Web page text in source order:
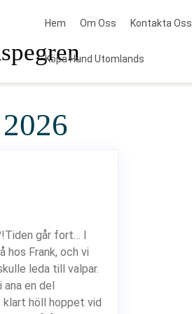
Hem Om Oss Kontakta Oss
Köpa Hund Utomlands
går fort… I
hos Frank, och vi
leda till valpar.
en del
klart höll hoppet vid